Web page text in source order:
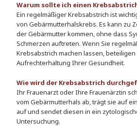
Warum sollte ich einen
Ein regelmäßiger Krebsabstrich ist
von Gebärmutterhalskrebs. Es kann zu
der Gebärmutter kommen, ohne dass
Schmerzen auftreten. Wenn Sie
Krebsabstrich machen lassen,
Aufrechterhaltung Ihrer Gesundheit.
Wie wird der Krebsabstrich
Ihr Frauenarzt oder Ihre Frauenärztin
vom Gebärmutterhals ab, trägt sie auf
auf und sendet diesen in ein
Untersuchung.